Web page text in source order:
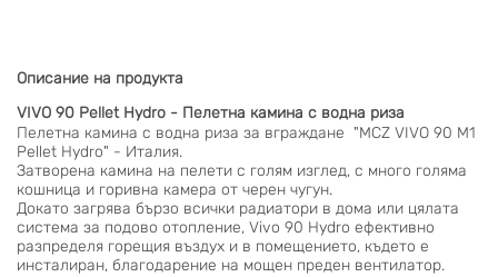
Описание на продукта
VIVO 90 Pellet Hydro - Пелетна камина с водна риза
Пелетна камина с водна риза за вграждане "MCZ VIVO 90 M1
Pellet Hydro" - Италия.
Затворена камина на пелети с голям изглед, с много голямa
кошница и горивна камера от черен чугун.
Докато загрява бързо всички радиатори в дома или цялата
система за подово отопление, Vivo 90 Hydro ефективно
разпределя горещия въздух и в помещението, където е
инсталиран, благодарение на мощен преден вентилатор.